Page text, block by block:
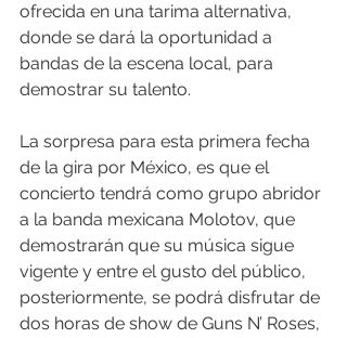
ofrecida en una tarima alternativa,
donde se dará la oportunidad a
bandas de la escena local, para
demostrar su talento.
La sorpresa para esta primera fecha
de la gira por México, es que el
concierto tendrá como grupo abridor
a la banda mexicana Molotov, que
demostrarán que su música sigue
vigente y entre el gusto del público,
posteriormente, se podrá disfrutar de
dos horas de show de Guns N’ Roses,